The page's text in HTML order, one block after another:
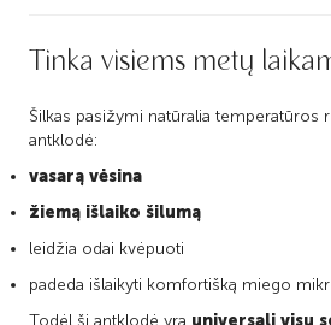
Tinka visiems metų
Šilkas pasižymi natūralia temperatūros
antklodė:
vasarą vėsina
žiemą išlaiko šilumą
leidžia odai kvėpuoti
padeda išlaikyti komfortišką miego
Todėl ši antklodė yra universali visų